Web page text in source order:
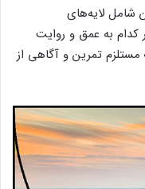
شامل لایه‌های
به عمق و روایت
تمرین و آگاهی از